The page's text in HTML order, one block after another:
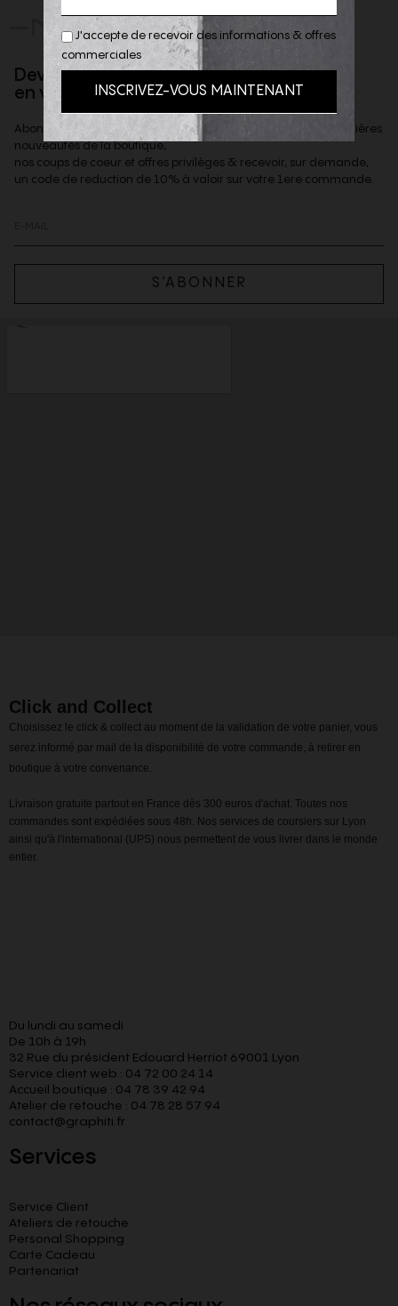
-NOUS
Devenez client privilège
en vous inscrivant à la newsletter
Abonnez-vous à notre newsletter afin d'être informé des dernières
nouveautés de la boutique,
nos coups de coeur et offres privilèges & recevoir, sur demande,
un code de reduction de 10% à valoir sur votre 1ere commande.
S’ABONNER
Click and Collect
Choisissez le click & collect au moment de la validation de votre panier, vous
serez informé par mail de la disponibilité de votre commande, à retirer en
boutique à votre convenance.
Livraison gratuite partout en France dès 300 euros d'achat. Toutes nos
commandes sont expédiées sous 48h. Nos services de coursiers sur Lyon
ainsi qu'à l'international (UPS) nous permettent de vous livrer dans le monde
entier.
Du lundi au samedi
De 10h à 19h
32 Rue du président Edouard Herriot 69001 Lyon
Service client web : 04 72 00 24 14
Accueil boutique : 04 78 39 42 94
Atelier de retouche : 04 78 28 57 94
contact@graphiti.fr
Services
Service Client
Ateliers de retouche
Personal Shopping
Carte Cadeau
Partenariat
J'accepte de recevoir des informations & offres
commerciales